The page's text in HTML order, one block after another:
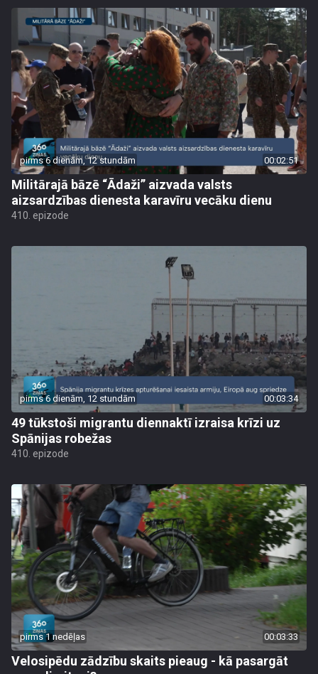
pirms 6 dienām, 12 stundām 00:02:51
Militārajā bāzē “Ādaži” aizvada valsts
aizsardzības dienesta karavīru vecāku dienu
410. epizode
pirms 6 dienām, 12 stundām 00:03:34
49 tūkstoši migrantu diennaktī izraisa krīzi uz
Spānijas robežas
410. epizode
pirms 1 nedēļas 00:03:33
Velosipēdu zādzību skaits pieaug - kā pasargāt